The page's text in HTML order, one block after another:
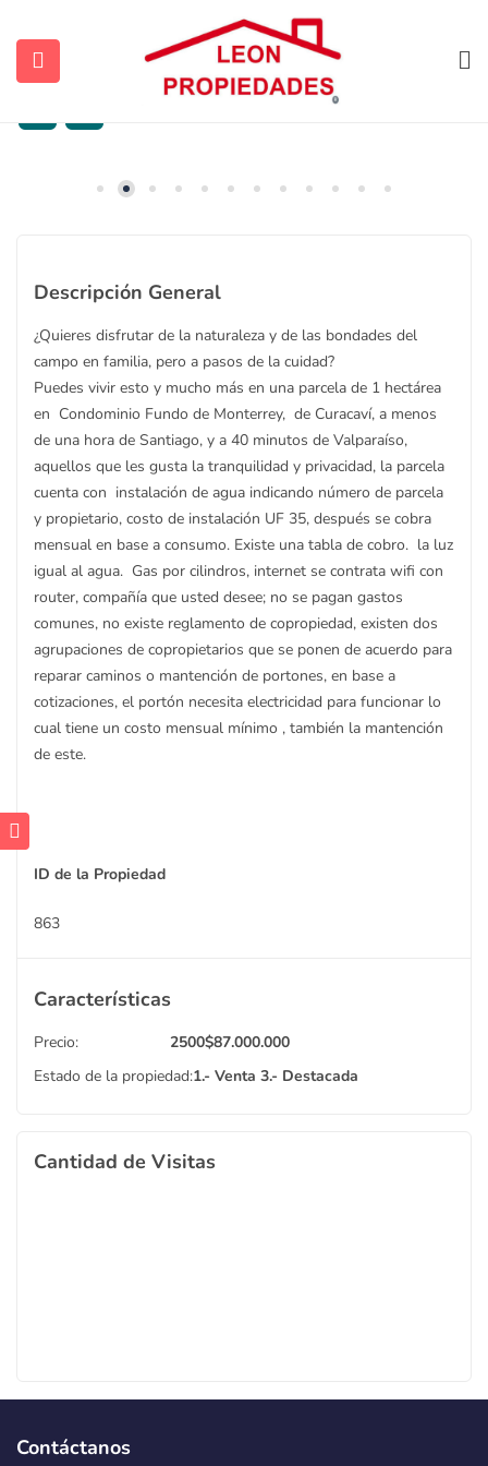
(Vendidas y Arrendadas)
(Sugerencias)
SE VENDE PARCELA 1 HECTÁREA EN
FUNDO MONTERREY
Descripción General
¿Quieres disfrutar de la naturaleza y de las bondades del
campo en familia, pero a pasos de la cuidad?
Puedes vivir esto y mucho más en una parcela de 1 hectárea
en Condominio Fundo de Monterrey, de Curacaví, a menos
de una hora de Santiago, y a 40 minutos de Valparaíso,
aquellos que les gusta la tranquilidad y privacidad, la parcela
cuenta con instalación de agua indicando número de parcela
y propietario, costo de instalación UF 35, después se cobra
mensual en base a consumo. Existe una tabla de cobro. la luz
igual al agua. Gas por cilindros, internet se contrata wifi con
router, compañía que usted desee; no se pagan gastos
comunes, no existe reglamento de copropiedad, existen dos
agrupaciones de copropietarios que se ponen de acuerdo para
reparar caminos o mantención de portones, en base a
cotizaciones, el portón necesita electricidad para funcionar lo
cual tiene un costo mensual mínimo , también la mantención
de este.
ID de la Propiedad
863
Características
Precio: 2500$87.000.000
Estado de la propiedad:1.- Venta 3.- Destacada
Cantidad de Visitas
Contáctanos